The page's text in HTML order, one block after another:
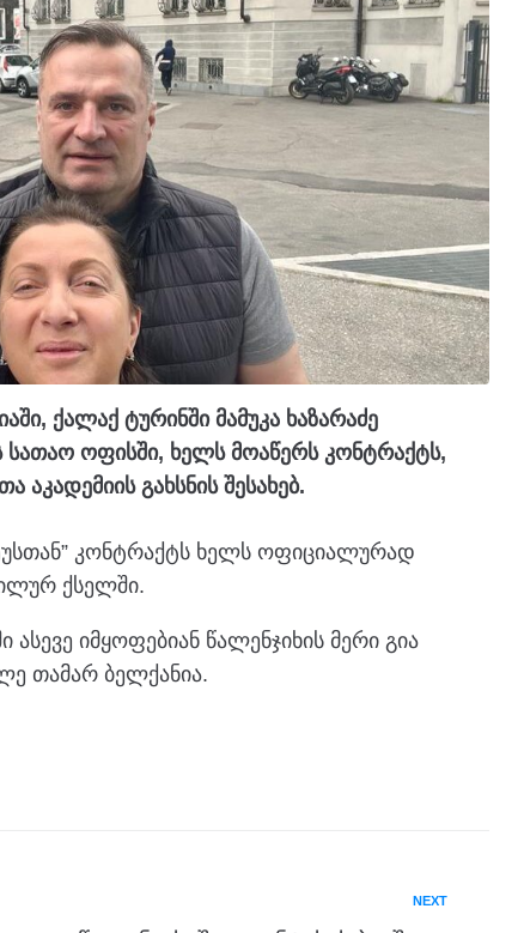
ქალაქ ტურინში მამუკა ხაზარაძე
სათაო ოფისში, ხელს მოაწერს კონტრაქტს,
აკადემიის გახსნის შესახებ.
კონტრაქტს ხელს ოფიციალურად
ქსელში.
იმყოფებიან წალენჯიხის მერი გია
თამარ ბელქანია.
NEXT